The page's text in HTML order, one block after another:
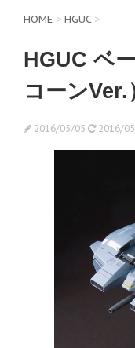
HOME > HGUC >
HGUC ベ
コーンVer.
2016/05/05 2016/